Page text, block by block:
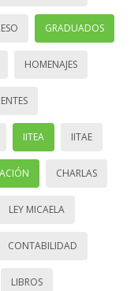
GRADUADOS
HOMENAJES
IITEA IITAE
CHARLAS
LEY MICAELA
CONTABILIDAD
LIBROS